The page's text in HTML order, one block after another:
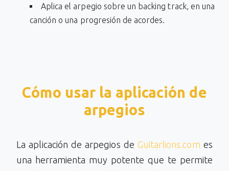
Aplica el arpegio sobre un backing track, en una
canción o una progresión de acordes.
Cómo usar la aplicación de
arpegios
La aplicación de arpegios de Guitarlions.com es
una herramienta muy potente que te permite